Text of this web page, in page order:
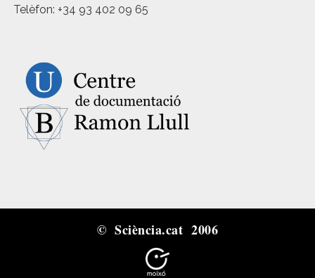
Telèfon: +34 93 402 09 65
© Sciència.cat 2006